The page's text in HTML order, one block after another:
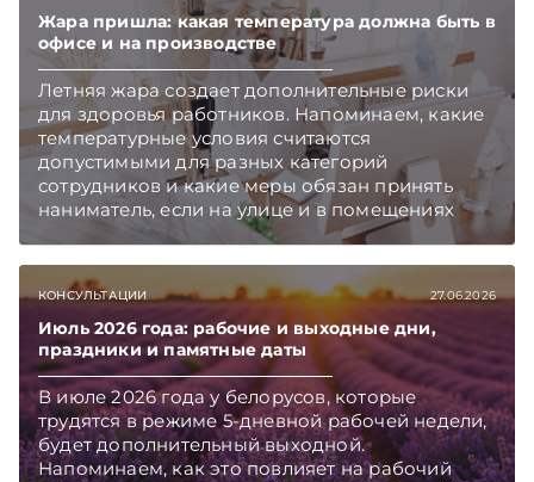
раньше, чем в новостях TelegramViber
Жара пришла: какая температура должна быть в
офисе и на производстве
Летняя жара создает дополнительные риски
для здоровья работников. Напоминаем, какие
температурные условия считаются
допустимыми для разных категорий
сотрудников и какие меры обязан принять
наниматель, если на улице и в помещениях
становится слишком жарко.
КОНСУЛЬТАЦИИ 27.06.2026
Июль 2026 года: рабочие и выходные дни,
праздники и памятные даты
В июле 2026 года у белорусов, которые
трудятся в режиме 5-дневной рабочей недели,
будет дополнительный выходной.
Напоминаем, как это повлияет на рабочий